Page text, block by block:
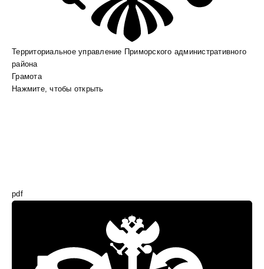
Территориальное управление Приморского административного
района
Грамота
Нажмите, чтобы открыть
pdf